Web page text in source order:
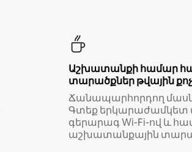
Աշխատանքի համար
տարածքներ թվային
Ճանապարհորդող
Գտեք երկարաժամկետ
գերարագ Wi-Fi-ով և
աշխատանքային